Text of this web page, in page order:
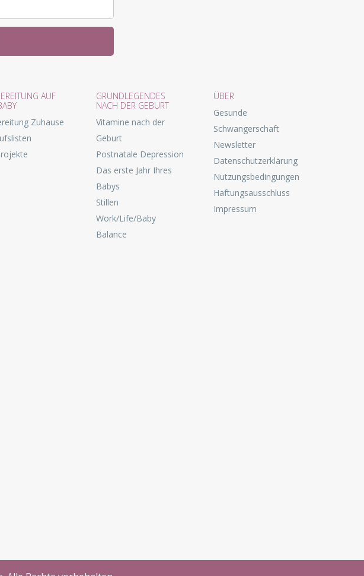
AUF
Zuhause
GRUNDLEGENDES
NACH DER GEBURT
Vitamine nach der
Geburt
Postnatale Depression
Das erste Jahr Ihres
Babys
Stillen
Work/Life/Baby
Balance
ÜBER
Gesunde
Schwangerschaft
Newsletter
Datenschutzerklärung
Nutzungsbedingungen
Haftungsausschluss
Impressum